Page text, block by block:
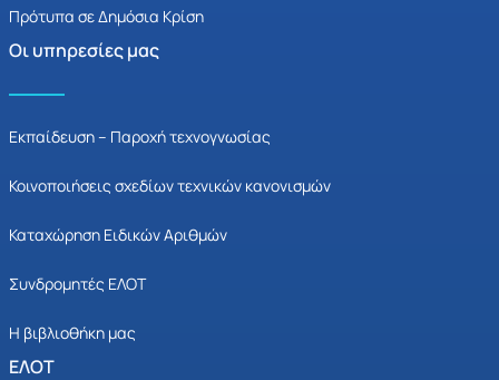
Πρότυπα σε Δημόσια Κρίση
Οι υπηρεσίες μας
Εκπαίδευση – Παροχή τεχνογνωσίας
Κοινοποιήσεις σχεδίων τεχνικών κανονισμών
Καταχώρηση Ειδικών Αριθμών
Συνδρομητές ΕΛΟΤ
Η βιβλιοθήκη μας
ΕΛΟΤ